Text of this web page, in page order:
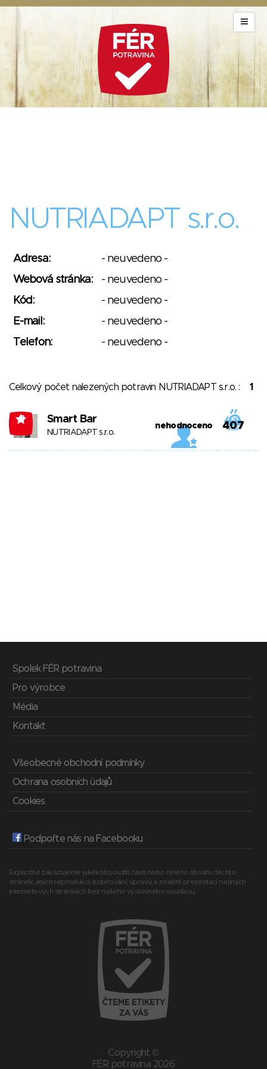
NUTRIADAPT s.r.o.
Adresa:
- neuvedeno -
Webová stránka:
- neuvedeno -
Kód:
- neuvedeno -
E-mail:
- neuvedeno -
Telefon:
- neuvedeno -
Celkový počet nalezených potravin NUTRIADAPT s.r.o. :1
-3 Smart Bar
NUTRIADAPT s.r.o.
nehodnoceno 407
Spolek FÉR potravina
Pro výrobce
Média
Kontakt
Všeobecné obchodní podmínky
Ochrana osobních údajů
Cookies
Podpořte nás na Facebooku
Explicitně zakazujeme jakékoli použití části nebo celého obsahu těchto
stránek, jejich reprodukci, kopírování, úpravu a zvláště prezentaci na jiných
internetových stránkách bez našeho výslovného souhlasu.
Copyright ©
FÉR potravina 2026